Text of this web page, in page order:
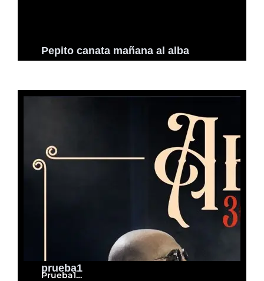
Pepito canata mañana al alba
prueba1
Prueba1…